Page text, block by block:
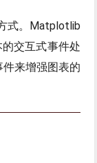
式。Matplotlib
交互式事件处
来增强图表的